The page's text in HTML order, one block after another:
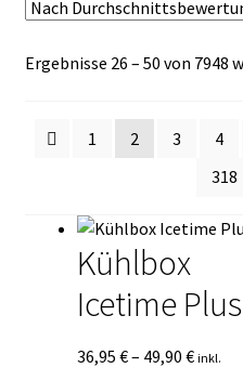
Kasse
Mein Konto
Mein Konto
Warenkorb
Ergebnisse 26 – 50 von 7948
1
2 3 4
318
Kühlbox
Icetime Plus
36,95 €– 49,90 € inkl.